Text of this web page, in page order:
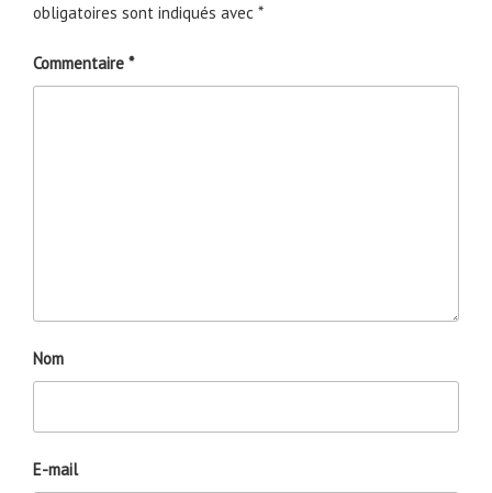
obligatoires sont indiqués avec *
Commentaire *
Nom
E-mail